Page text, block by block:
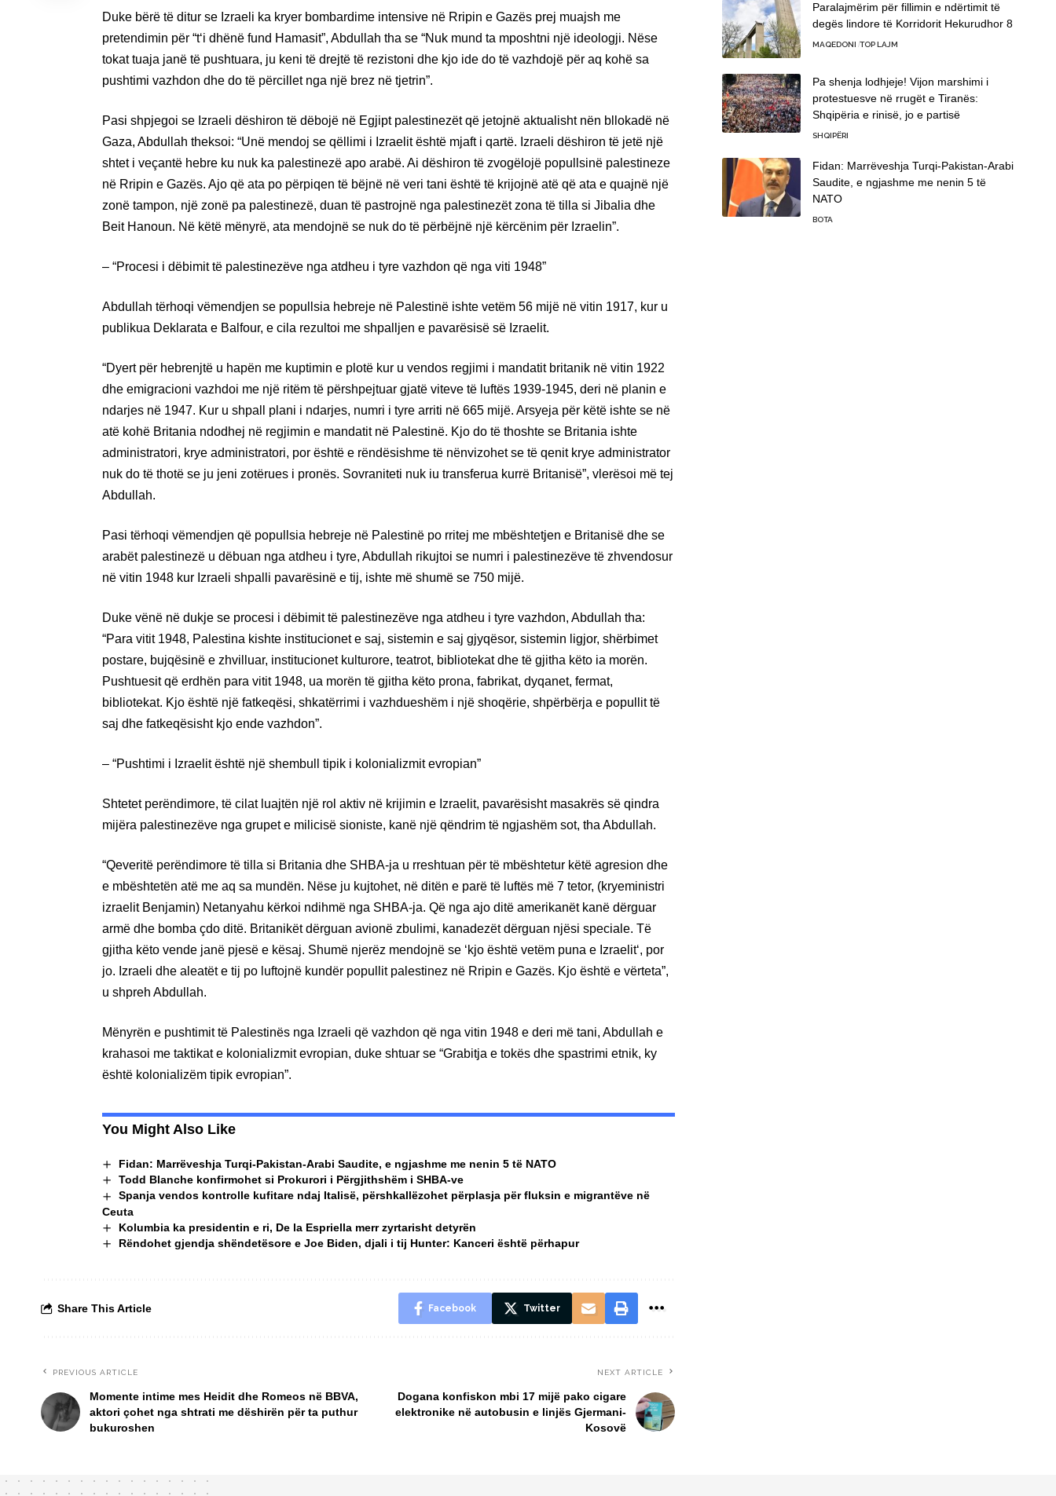
Duke bërë të ditur se Izraeli ka kryer bombardime intensive në Rripin e Gazës prej muajsh me
pretendimin për “t‘i dhënë fund Hamasit”, Abdullah tha se “Nuk mund ta mposhtni një ideologji. Nëse
tokat tuaja janë të pushtuara, ju keni të drejtë të rezistoni dhe kjo ide do të vazhdojë për aq kohë sa
pushtimi vazhdon dhe do të përcillet nga një brez në tjetrin”.
Pasi shpjegoi se Izraeli dëshiron të dëbojë në Egjipt palestinezët që jetojnë aktualisht nën bllokadë në
Gaza, Abdullah theksoi: “Unë mendoj se qëllimi i Izraelit është mjaft i qartë. Izraeli dëshiron të jetë një
shtet i veçantë hebre ku nuk ka palestinezë apo arabë. Ai dëshiron të zvogëlojë popullsinë palestineze
në Rripin e Gazës. Ajo që ata po përpiqen të bëjnë në veri tani është të krijojnë atë që ata e quajnë një
zonë tampon, një zonë pa palestinezë, duan të pastrojnë nga palestinezët zona të tilla si Jibalia dhe
Beit Hanoun. Në këtë mënyrë, ata mendojnë se nuk do të përbëjnë një kërcënim për Izraelin”.
– “Procesi i dëbimit të palestinezëve nga atdheu i tyre vazhdon që nga viti 1948”
Abdullah tërhoqi vëmendjen se popullsia hebreje në Palestinë ishte vetëm 56 mijë në vitin 1917, kur u
publikua Deklarata e Balfour, e cila rezultoi me shpalljen e pavarësisë së Izraelit.
“Dyert për hebrenjtë u hapën me kuptimin e plotë kur u vendos regjimi i mandatit britanik në vitin 1922
dhe emigracioni vazhdoi me një ritëm të përshpejtuar gjatë viteve të luftës 1939-1945, deri në planin e
ndarjes në 1947. Kur u shpall plani i ndarjes, numri i tyre arriti në 665 mijë. Arsyeja për këtë ishte se në
atë kohë Britania ndodhej në regjimin e mandatit në Palestinë. Kjo do të thoshte se Britania ishte
administratori, krye administratori, por është e rëndësishme të nënvizohet se të qenit krye administrator
nuk do të thotë se ju jeni zotërues i pronës. Sovraniteti nuk iu transferua kurrë Britanisë”, vlerësoi më tej
Abdullah.
Pasi tërhoqi vëmendjen që popullsia hebreje në Palestinë po rritej me mbështetjen e Britanisë dhe se
arabët palestinezë u dëbuan nga atdheu i tyre, Abdullah rikujtoi se numri i palestinezëve të zhvendosur
në vitin 1948 kur Izraeli shpalli pavarësinë e tij, ishte më shumë se 750 mijë.
Duke vënë në dukje se procesi i dëbimit të palestinezëve nga atdheu i tyre vazhdon, Abdullah tha:
“Para vitit 1948, Palestina kishte institucionet e saj, sistemin e saj gjyqësor, sistemin ligjor, shërbimet
postare, bujqësinë e zhvilluar, institucionet kulturore, teatrot, bibliotekat dhe të gjitha këto ia morën.
Pushtuesit që erdhën para vitit 1948, ua morën të gjitha këto prona, fabrikat, dyqanet, fermat,
bibliotekat. Kjo është një fatkeqësi, shkatërrimi i vazhdueshëm i një shoqërie, shpërbërja e popullit të
saj dhe fatkeqësisht kjo ende vazhdon”.
– “Pushtimi i Izraelit është një shembull tipik i kolonializmit evropian”
Shtetet perëndimore, të cilat luajtën një rol aktiv në krijimin e Izraelit, pavarësisht masakrës së qindra
mijëra palestinezëve nga grupet e milicisë sioniste, kanë një qëndrim të ngjashëm sot, tha Abdullah.
“Qeveritë perëndimore të tilla si Britania dhe SHBA-ja u rreshtuan për të mbështetur këtë agresion dhe
e mbështetën atë me aq sa mundën. Nëse ju kujtohet, në ditën e parë të luftës më 7 tetor, (kryeministri
izraelit Benjamin) Netanyahu kërkoi ndihmë nga SHBA-ja. Që nga ajo ditë amerikanët kanë dërguar
armë dhe bomba çdo ditë. Britanikët dërguan avionë zbulimi, kanadezët dërguan njësi speciale. Të
gjitha këto vende janë pjesë e kësaj. Shumë njerëz mendojnë se ‘kjo është vetëm puna e Izraelit‘, por
jo. Izraeli dhe aleatët e tij po luftojnë kundër popullit palestinez në Rripin e Gazës. Kjo është e vërteta”,
u shpreh Abdullah.
Mënyrën e pushtimit të Palestinës nga Izraeli që vazhdon që nga vitin 1948 e deri më tani, Abdullah e
krahasoi me taktikat e kolonializmit evropian, duke shtuar se “Grabitja e tokës dhe spastrimi etnik, ky
është kolonializëm tipik evropian”.
You Might Also Like
Fidan: Marrëveshja Turqi-Pakistan-Arabi Saudite, e ngjashme me nenin 5 të NATO
Todd Blanche konfirmohet si Prokurori i Përgjithshëm i SHBA-ve
Spanja vendos kontrolle kufitare ndaj Italisë, përshkallëzohet përplasja për fluksin e migrantëve në
Ceuta
Kolumbia ka presidentin e ri, De la Espriella merr zyrtarisht detyrën
Rëndohet gjendja shëndetësore e Joe Biden, djali i tij Hunter: Kanceri është përhapur
Share This Article Facebook Twitter
PREVIOUS ARTICLE
Momente intime mes Heidit dhe Romeos në BBVA,
aktori çohet nga shtrati me dëshirën për ta puthur
bukuroshen
NEXT ARTICLE
Dogana konfiskon mbi 17 mijë pako cigare
elektronike në autobusin e linjës Gjermani-
Kosovë
Paralajmërim për fillimin e ndërtimit të
degës lindore të Korridorit Hekurudhor 8
MAQEDONI TOP LAJM
Pa shenja lodhjeje! Vijon marshimi i
protestuesve në rrugët e Tiranës:
Shqipëria e rinisë, jo e partisë
SHQIPËRI
Fidan: Marrëveshja Turqi-Pakistan-Arabi
Saudite, e ngjashme me nenin 5 të
NATO
BOTA